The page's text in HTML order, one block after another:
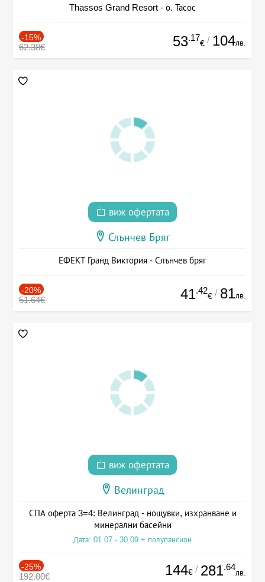
Thassos Grand Resort - о. Тасос
-15%
62.38€ 53.17
€ / 104лв.
виж офертата
Слънчев Бряг
ЕФЕКТ Гранд Виктория - Слънчев бряг
-20%
51.64€ 41.42
€ / 81лв.
виж офертата
Велинград
СПА оферта 3=4: Велинград - нощувки, изхранване и
минерални басейни
Дата: 01.07 - 30.09 + полупансион
-25%
192.00€ 144€ / 281.64
лв.